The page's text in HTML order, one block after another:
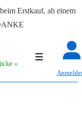
Erstkauf, ab einem
« Menü